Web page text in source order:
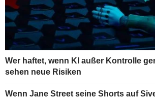
Wer haftet, wenn KI außer Kontrolle
sehen neue Risiken
Wenn Jane Street seine Shorts auf